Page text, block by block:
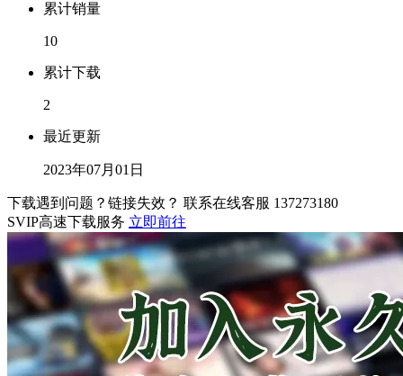
累计销量
10
累计下载
2
最近更新
2023年07月01日
下载遇到问题？链接失效？ 联系在线客服 137273180
SVIP高速下载服务 立即前往